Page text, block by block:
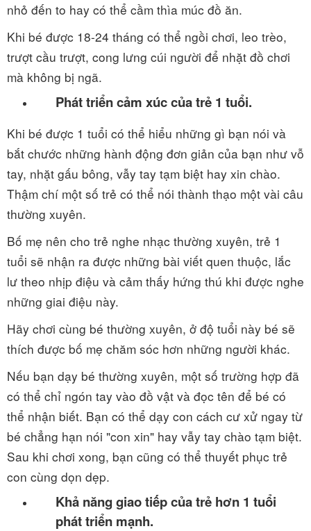
nhỏ đến to hay có thể cầm thìa múc đồ ăn.
Khi bé được 18-24 tháng có thể ngồi chơi, leo trèo,
trượt cầu trượt, cong lưng cúi người để nhặt đồ chơi
mà không bị ngã.
Phát triển cảm xúc của trẻ 1 tuổi.
Khi bé được 1 tuổi có thể hiểu những gì bạn nói và
bắt chước những hành động đơn giản của bạn như vỗ
tay, nhặt gấu bông, vẫy tay tạm biệt hay xin chào.
Thậm chí một số trẻ có thể nói thành thạo một vài câu
thường xuyên.
Bố mẹ nên cho trẻ nghe nhạc thường xuyên, trẻ 1
tuổi sẽ nhận ra được những bài viết quen thuộc, lắc
lư theo nhịp điệu và cảm thấy hứng thú khi được nghe
những giai điệu này.
Hãy chơi cùng bé thường xuyên, ở độ tuổi này bé sẽ
thích được bố mẹ chăm sóc hơn những người khác.
Nếu bạn dạy bé thường xuyên, một số trường hợp đã
có thể chỉ ngón tay vào đồ vật và đọc tên để bé có
thể nhận biết. Bạn có thể dạy con cách cư xử ngay từ
bé chẳng hạn nói "con xin" hay vẫy tay chào tạm biệt.
Sau khi chơi xong, bạn cũng có thể thuyết phục trẻ
con cùng dọn dẹp.
Khả năng giao tiếp của trẻ hơn 1 tuổi
phát triển mạnh.